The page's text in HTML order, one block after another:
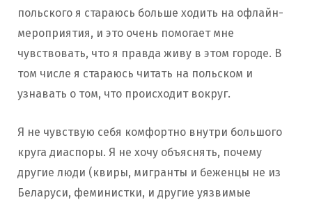
польского я стараюсь больше ходить на офлайн-
мероприятия, и это очень помогает мне
чувствовать, что я правда живу в этом городе. В
том числе я стараюсь читать на польском и
узнавать о том, что происходит вокруг.
Я не чувствую себя комфортно внутри большого
круга диаспоры. Я не хочу объяснять, почему
другие люди (квиры, мигранты и беженцы не из
Беларуси, феминистки, и другие уязвимые